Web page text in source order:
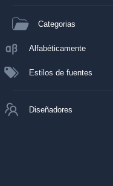
Categorias
Alfabéticamente
Estilos de fuentes
Diseñadores